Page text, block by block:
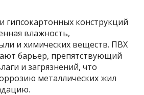
гипсокартонных конструкций
влажность,
и химических веществ. ПВХ
барьер, препятствующий
и загрязнений, что
металлических жил